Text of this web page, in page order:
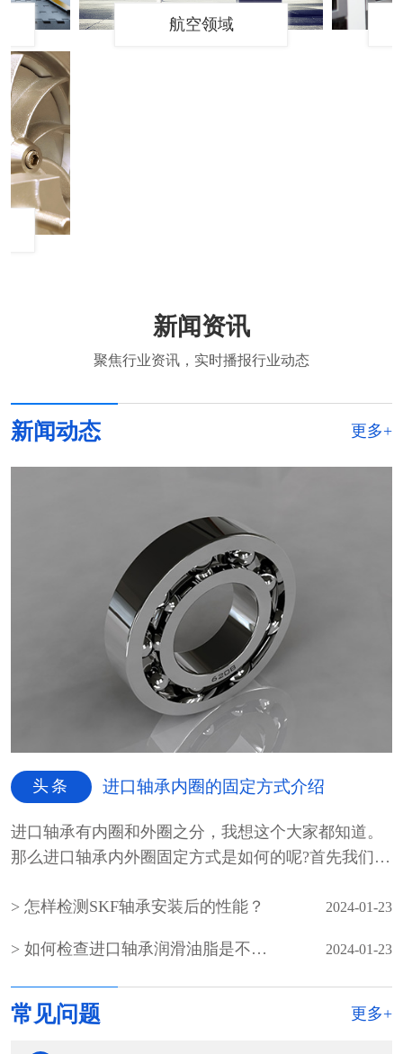
航空领域
新闻资讯
聚焦行业资讯，实时播报行业动态
新闻动态 更多+
头条 进口轴承内圈的固定方式介绍
进口轴承有内圈和外圈之分，我想这个大家都知道。
那么进口轴承内外圈固定方式是如何的呢?首先我们先
怎样检测SKF轴承安装后的性能？
2024-01-23
如何检查进口轴承润滑油脂是不是霉变 2024-01-23
常见问题 更多+